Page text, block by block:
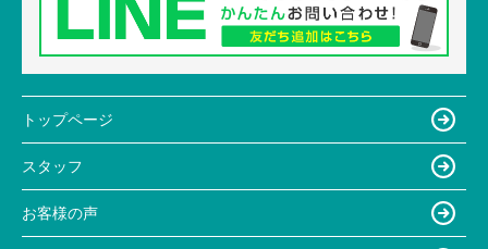
トップページ
スタッフ
お客様の声